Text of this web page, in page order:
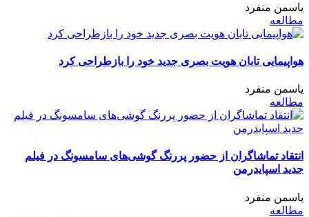
یاسمن منفرد
مطالعه
هواپیمایی تابان هویت بصری جدید خود را بازطراحی کرد
یاسمن منفرد
مطالعه
انتقاد تماشاگران از حضور پررنگ گوشی‌های سامسونگ در فیلم
جدید اسپایدرمن
یاسمن منفرد
مطالعه